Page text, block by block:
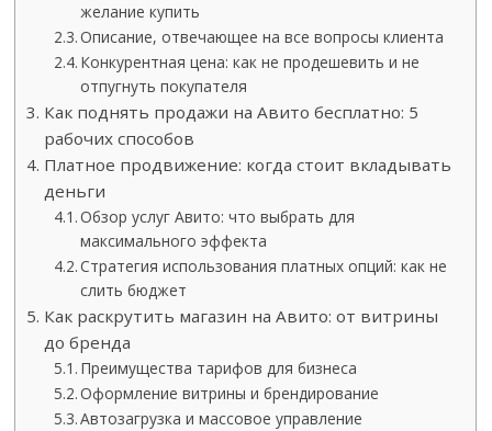
желание купить
Описание, отвечающее на все вопросы клиента
Конкурентная цена: как не продешевить и не
отпугнуть покупателя
Как поднять продажи на Авито бесплатно: 5
рабочих способов
Платное продвижение: когда стоит вкладывать
деньги
Обзор услуг Авито: что выбрать для
максимального эффекта
Стратегия использования платных опций: как не
слить бюджет
Как раскрутить магазин на Авито: от витрины
до бренда
Преимущества тарифов для бизнеса
Оформление витрины и брендирование
Автозагрузка и массовое управление